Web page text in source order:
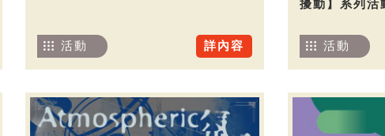
詳內容
活動
擾動】系列活
活動